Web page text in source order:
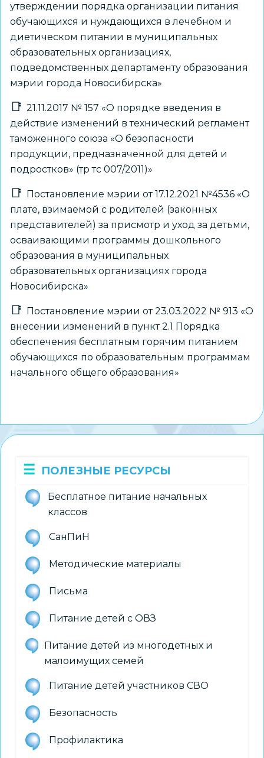
утверждении порядка организации питания
обучающихся и нуждающихся в лечебном и
диетическом питании в муниципальных
образовательных организациях,
подведомственных департаменту образования
мэрии города Новосибирска»
21.11.2017 № 157 «О порядке введения в
действие изменений в технический регламент
таможенного союза «О безопасности
продукции, предназначенной для детей и
подростков» (тр тс 007/2011)»
Постановление мэрии от 17.12.2021 №4536 «О
плате, взимаемой с родителей (законных
представителей) за присмотр и уход за детьми,
осваивающими программы дошкольного
образования в муниципальных
образовательных организациях города
Новосибирска»
Постановление мэрии от 23.03.2022 № 913 «О
внесении изменений в пункт 2.1 Порядка
обеспечения бесплатным горячим питанием
обучающихся по образовательным программам
начального общего образования»
ПОЛЕЗНЫЕ РЕСУРСЫ
Бесплатное питание начальных
классов
СанПиН
Методические материалы
Письма
Питание детей с ОВЗ
Питание детей из многодетных и
малоимущих семей
Питание детей участников СВО
Безопасность
Профилактика